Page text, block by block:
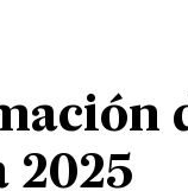
2025